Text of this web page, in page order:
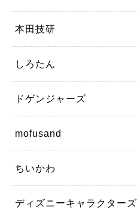
本田技研
しろたん
ドゲンジャーズ
mofusand
ちいかわ
ディズニーキャラクターズ